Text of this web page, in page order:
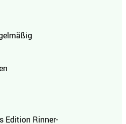
Edition Rinner-